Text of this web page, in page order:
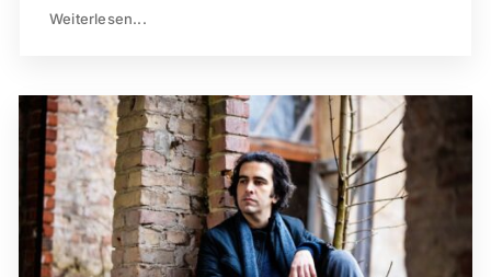
Weiterlesen...